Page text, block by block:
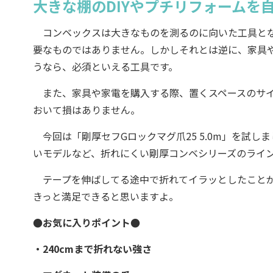
大きな棚のDIYやプチリフォームを
コンベックスは大きなものを測るのに向いた工具と
要なものではありません。しかしそれとは逆に、家
うなら、必須といえる工具です。
また、家具や家電を購入する際、置くスペースのサ
おいて損はありません。
今回は「剛厚セフGロックマグ爪25 5.0m」を試し
いモデルなど、折れにくい剛厚コンベシリーズのライ
テープを伸ばしてる途中で折れてイラッとしたこ
きっと満足できると思いますよ。
●お気に入りポイント●
・240cmまで折れない強さ